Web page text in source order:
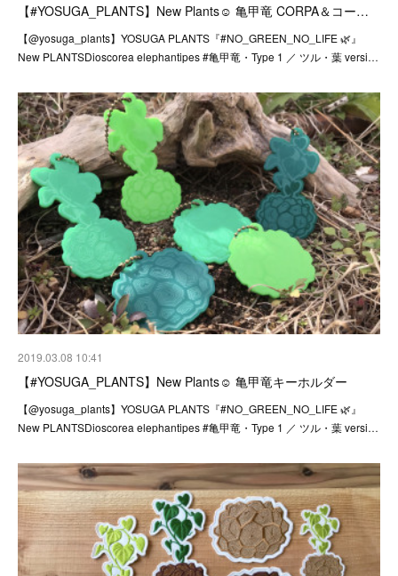
【#YOSUGA_PLANTS】New Plants☺︎ 亀甲竜 CORPA＆コー…
【@yosuga_plants】YOSUGA PLANTS『#NO_GREEN_NO_LIFE 🌿』
New PLANTSDioscorea elephantipes #亀甲竜・Type 1 ／ ツル・葉 versi…
2019.03.08 10:41
【#YOSUGA_PLANTS】New Plants☺︎ 亀甲竜キーホルダー
【@yosuga_plants】YOSUGA PLANTS『#NO_GREEN_NO_LIFE 🌿』
New PLANTSDioscorea elephantipes #亀甲竜・Type 1 ／ ツル・葉 versi…